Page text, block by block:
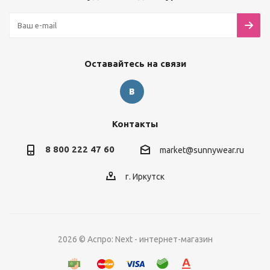
Оставайтесь на связи
Контакты
8 800 222 47 60 market@sunnywear.ru
г. Иркутск
2026 © Аспро: Next - интернет-магазин